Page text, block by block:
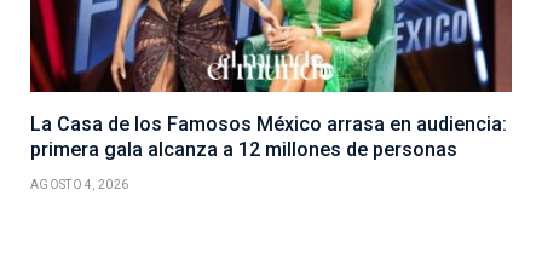
La Casa de los Famosos México arrasa en audiencia:
primera gala alcanza a 12 millones de personas
AGOSTO 4, 2026